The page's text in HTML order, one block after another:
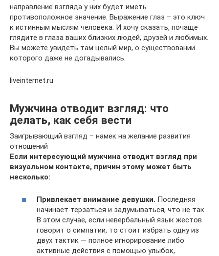
направление взгляда у них будет иметь
противоположное значение. Выражение глаз – это ключ
к истинным мыслям человека. И хочу сказать, почаще
глядите в глаза ваших близких людей, друзей и любимых.
Вы можете увидеть там целый мир, о существовании
которого даже не догадывались.
liveinternet.ru
Мужчина отводит взгляд: что
делать, как себя вести
Заигрывающий взгляд – намек на желание развития
отношений
Если интересующий мужчина отводит взгляд при
визуальном контакте, причин этому может быть
несколько:
Привлекает внимание девушки. Последняя
начинает терзаться и задумываться, что не так.
В этом случае, если невербальный язык жестов
говорит о симпатии, то стоит избрать одну из
двух тактик ― полное игнорирование либо
активные действия с помощью улыбок,